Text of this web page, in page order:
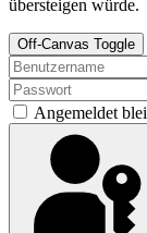
übersteigen würde.
Off-Canvas Toggle
Angemeldet